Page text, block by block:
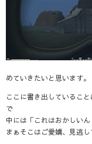
めていきたいと思います。
ここに書き出しているこ
で
中には「これはおかしい
まぁそこはご愛嬌、見逃し